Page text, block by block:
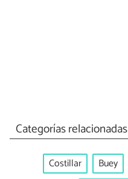
Categorías relacionadas
Costillar Buey